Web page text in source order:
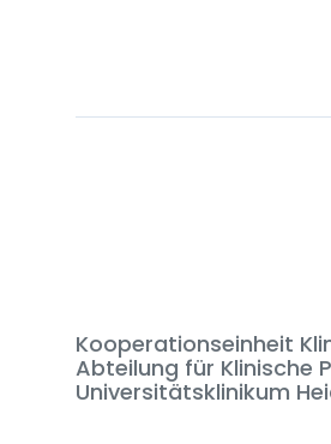
Kooperationseinheit
Abteilung für Klinische
Universitätsklinikum